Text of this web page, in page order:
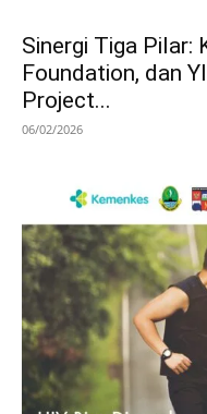
Sinergi Tiga Pilar:
Foundation, dan
Project...
06/02/2026